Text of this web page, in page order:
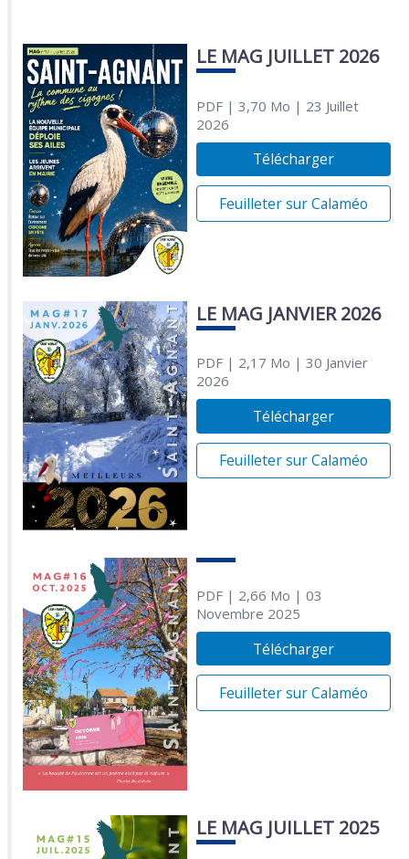
LE MAG JUILLET 2026
PDF| 3,70 Mo | 23 Juillet
2026
Télécharger
Feuilleter sur Calaméo
LE MAG JANVIER 2026
PDF| 2,17 Mo | 30 Janvier
2026
Télécharger
Feuilleter sur Calaméo
PDF| 2,66 Mo | 03
Novembre 2025
Télécharger
Feuilleter sur Calaméo
LE MAG JUILLET 2025